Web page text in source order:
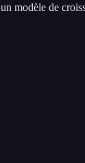
modèle de